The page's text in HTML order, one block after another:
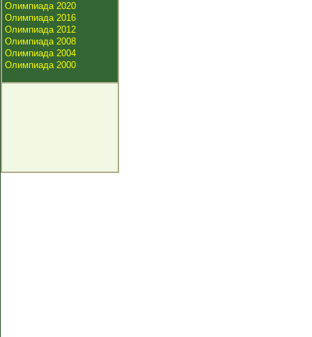
Олимпиада 2020
Олимпиада 2016
Олимпиада 2012
Олимпиада 2008
Олимпиада 2004
Олимпиада 2000